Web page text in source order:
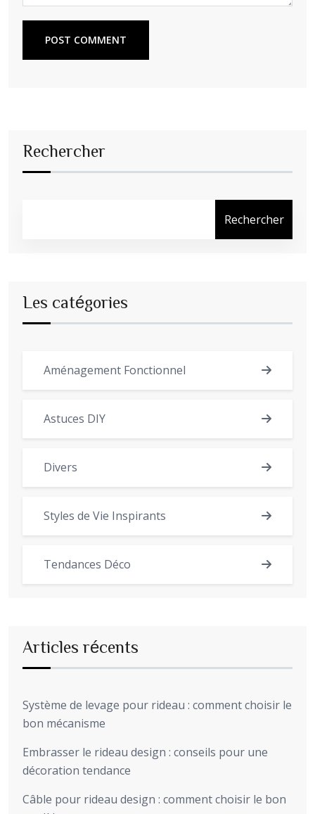
POST COMMENT
Rechercher
Rechercher
Les catégories
Aménagement Fonctionnel
Astuces DIY
Divers
Styles de Vie Inspirants
Tendances Déco
Articles récents
Système de levage pour rideau : comment choisir le
bon mécanisme
Embrasser le rideau design : conseils pour une
décoration tendance
Câble pour rideau design : comment choisir le bon